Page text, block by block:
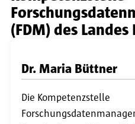
(FDM) des
Dr. Maria Büttner
Die Kompetenzstelle